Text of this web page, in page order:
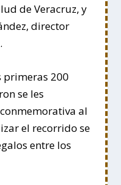
de Veracruz, y
director
primeras 200
se les
al
el recorrido se
entre los